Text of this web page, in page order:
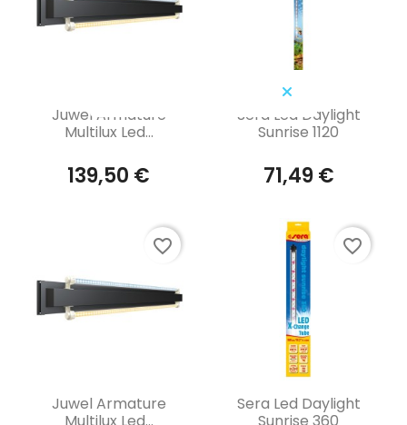
Aperçu rapide
Juwel Armature
Multilux Led...
139,50 €
 Aperçu rapide
Sera Led Daylight
Sunrise 1120
71,49 €
Aperçu rapide
Juwel Armature
favorite_border
Aperçu rapide
Sera Led Daylight
favorite_border